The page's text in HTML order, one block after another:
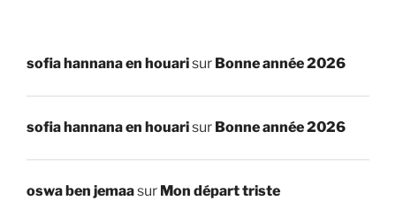
sofia hannana en houarisur Bonne année 2026
sofia hannana en houarisur Bonne année 2026
oswa ben jemaasur Mon départ triste